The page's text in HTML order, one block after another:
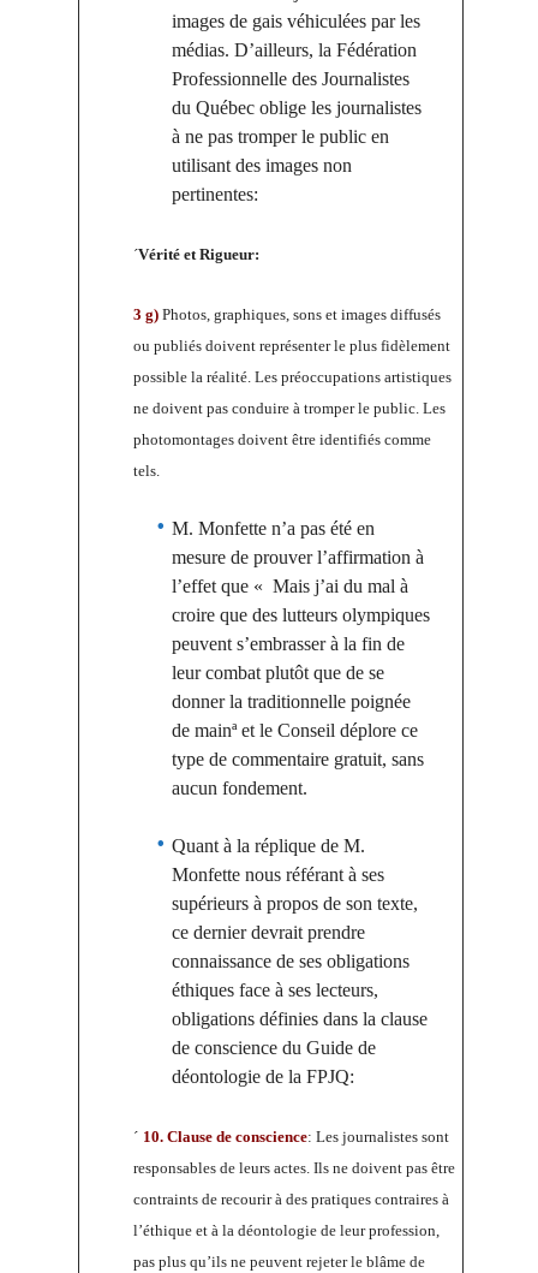
images de gais véhiculées par les
médias. D’ailleurs, la Fédération
Professionnelle des Journalistes
du Québec oblige les journalistes
à ne pas tromper le public en
utilisant des images non
pertinentes:
´Vérité et Rigueur:
3 g)Photos, graphiques, sons et images diffusés
ou publiés doivent représenter le plus fidèlement
possible la réalité. Les préoccupations artistiques
ne doivent pas conduire à tromper le public. Les
photomontages doivent être identifiés comme
tels.
M. Monfette n’a pas été en
mesure de prouver l’affirmation à
l’effet que « Mais j’ai du mal à
croire que des lutteurs olympiques
peuvent s’embrasser à la fin de
leur combat plutôt que de se
donner la traditionnelle poignée
de mainª et le Conseil déplore ce
type de commentaire gratuit, sans
aucun fondement.
Quant à la réplique de M.
Monfette nous référant à ses
supérieurs à propos de son texte,
ce dernier devrait prendre
connaissance de ses obligations
éthiques face à ses lecteurs,
obligations définies dans la clause
de conscience du Guide de
déontologie de la FPJQ:
´ 10. Clause de conscience: Les journalistes sont
responsables de leurs actes. Ils ne doivent pas être
contraints de recourir à des pratiques contraires à
l’éthique et à la déontologie de leur profession,
pas plus qu’ils ne peuvent rejeter le blâme de